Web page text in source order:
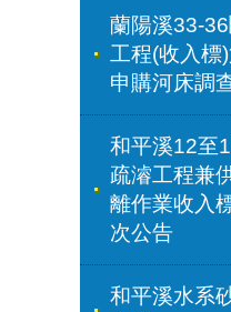
蘭陽溪33-
工程(收入標
申購河床調
和平溪12至
疏濬工程兼
離作業收入
次公告
和平溪水系